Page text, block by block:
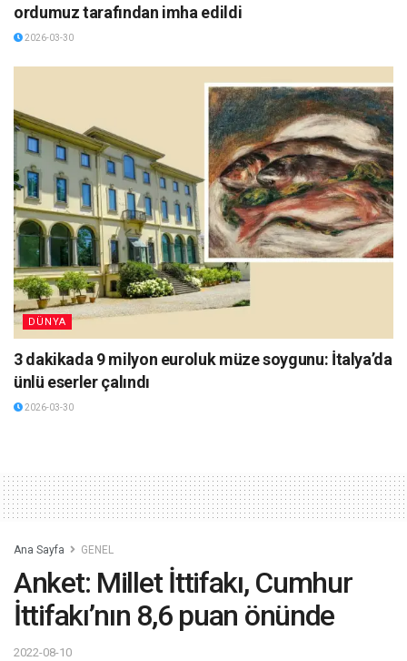
ordumuz tarafından imha edildi
2026-03-30
DÜNYA
3 dakikada 9 milyon euroluk müze soygunu: İtalya’da
ünlü eserler çalındı
2026-03-30
Ana Sayfa GENEL
Anket: Millet İttifakı, Cumhur
İttifakı’nın 8,6 puan önünde
2022-08-10